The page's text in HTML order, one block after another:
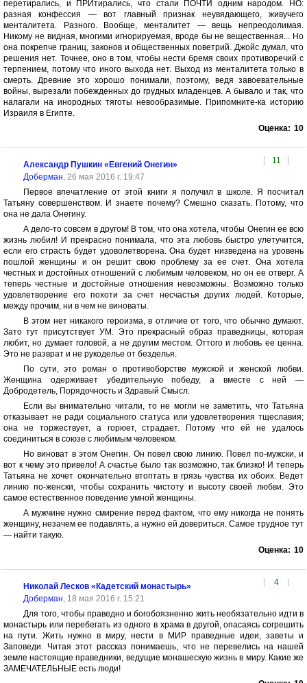
перетирались, и ПРИтирались, что стали ПОЧТИ одним народом. НО:
разная конфессия — вот главный признак неувядающего, живучего
менталитета. Разного. Вообще, менталитет — вещь непреодолимая.
Никому не видная, многими игнорируемая, вроде бы не вещественная... Но
она покрепче границ, законов и общественных поветрий. Джойс думал, что
решения нет. Точнее, оно в том, чтобы нести бремя своих противоречий с
терпением, потому что иного выхода нет. Выход из менталитета только в
смерть. Древние это хорошо понимали, поэтому, ведя завоевательные
войны, вырезали побежденных до грудных младенцев. А бывало и так, что
налагали на инородных тяготы невообразимые. Припомните-ка историю
Израиля в Египте.
Оценка: 10
[ 11 ]
Александр Пушкин «Евгений Онегин»
Доберман, 26 мая 2016 г. 19:47
Первое впечатление от этой книги я получил в школе. Я посчитал
Татьяну совершенством. И знаете почему? Смешно сказать. Потому, что
она не дала Онегину.
А дело-то совсем в другом! В том, что она хотела, чтобы Онегин ее всю
жизнь любил! И прекрасно понимала, что эта любовь быстро улетучится,
если его страсть будет удоволетворена. Она будет низведена на уровень
пошлой женщины и он решит свою проблему за ее счет. Она хотела
честных и достойных отношений с любимым человеком, но он ее отверг. А
теперь честные и достойные отношения невозможны. Возможно только
удовлетворение его похоти за счет несчастья других людей. Которые,
между прочим, ни в чем не виноваты.
В этом нет никакого героизма, в отличие от того, что обычно думают.
Зато тут присутствует УМ. Это прекрасный образ праведницы, которая
любит, но думает головой, а не другим местом. Оттого и любовь ее ценна.
Это не разврат и не рукоделье от безделья.
По сути, это роман о противоборстве мужской и женской любви.
Женщина одерживает убедительную победу, а вместе с ней —
Добродетель, Порядочность и Здравый Смысл.
Если вы внимательно читали, то не могли не заметить, что Татьяна
отказывает не ради социального статуса или удовлетворения тщеславия;
она не торжествует, а горюет, страдает. Потому что ей не удалось
соединиться в союзе с любимым человеком.
Но виноват в этом Онегин. Он повел свою линию. Повел по-мужски, и
вот к чему это привело! А счастье было так возможно, так близко! И теперь
Татьяна не хочет окончательно втоптать в грязь чувства их обоих. Ведет
линию по-женски, чтобы сохранить чистоту и высоту своей любви. Это
самое естественное поведение умной женщины.
А мужчине нужно смирение перед фактом, что ему никогда не понять
женщину, незачем ее подавлять, а нужно ей довериться. Самое трудное тут
— найти такую.
Оценка: 10
[ 4 ]
Николай Лесков «Кадетский монастырь»
Доберман, 18 мая 2016 г. 15:21
Для того, чтобы праведно и богобоязненно жить необязательно идти в
монастырь или перебегать из одного в храма в другой, опасаясь согрешить
на пути. Жить нужно в миру, нести в МИР праведные идеи, заветы и
Заповеди. Читая этот рассказ понимаешь, что не перевелись на нашей
земле настоящие праведники, ведущие монашескую жизнь в миру. Какие же
ЗАМЕЧАТЕЛЬНЫЕ есть люди!